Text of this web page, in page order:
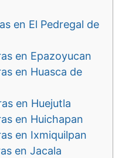
en El Pedregal de
en Epazoyucan
en Huasca de
en Huejutla
en Huichapan
en Ixmiquilpan
en Jacala